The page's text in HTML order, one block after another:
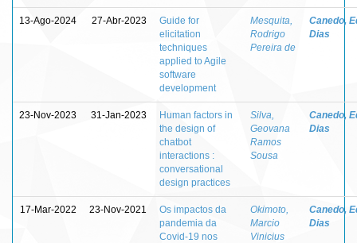
13-Ago-2024 27-Abr-2023
Guide for
elicitation
techniques
applied to Agile
software
development
Mesquita,
Rodrigo
Pereira de
Canedo,
Dias
23-Nov-2023 31-Jan-2023
Human factors in
the design of
chatbot
interactions :
conversational
design practices
Silva,
Geovana
Ramos
Sousa
Canedo,
Dias
17-Mar-2022 23-Nov-2021
Os impactos da
pandemia da
Covid-19 nos
Okimoto,
Marcio
Vinicius
Canedo,
Dias